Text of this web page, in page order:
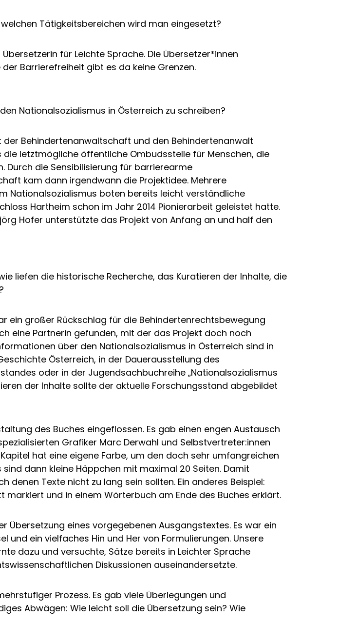
Tätigkeitsbereichen wird man eingesetzt?
für Leichte Sprache. Die Übersetzer*innen
Barrierefreiheit gibt es da keine Grenzen.
Nationalsozialismus in Österreich zu schreiben?
Behindertenanwaltschaft und den Behindertenanwalt
letztmögliche öffentliche Ombudsstelle für Menschen, die
Durch die Sensibilisierung für barrierearme
kam dann irgendwann die Projektidee. Mehrere
Nationalsozialismus boten bereits leicht verständliche
Hartheim schon im Jahr 2014 Pionierarbeit geleistet hatte.
Hofer unterstützte das Projekt von Anfang an und half den
liefen die historische Recherche, das Kuratieren der Inhalte, die
ein großer Rückschlag für die Behindertenrechtsbewegung
eine Partnerin gefunden, mit der das Projekt doch noch
über den Nationalsozialismus in Österreich sind in
Österreich, in der Dauerausstellung des
oder in der Jugendsachbuchreihe „Nationalsozialismus
der Inhalte sollte der aktuelle Forschungsstand abgebildet
des Buches eingeflossen. Es gab einen engen Austausch
Grafiker Marc Derwahl und Selbstvertreter:innen
hat eine eigene Farbe, um den doch sehr umfangreichen
sind dann kleine Häppchen mit maximal 20 Seiten. Damit
denen Texte nicht zu lang sein sollten. Ein anderes Beispiel:
und in einem Wörterbuch am Ende des Buches erklärt.
Übersetzung eines vorgegebenen Ausgangstextes. Es war ein
und ein vielfaches Hin und Her von Formulierungen. Unsere
dazu und versuchte, Sätze bereits in Leichter Sprache
Diskussionen auseinandersetzte.
Prozess. Es gab viele Überlegungen und
Abwägen: Wie leicht soll die Übersetzung sein? Wie